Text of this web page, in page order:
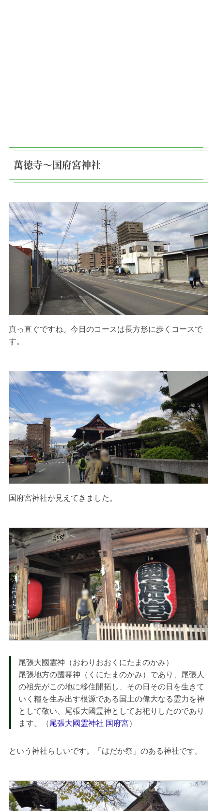
萬徳寺〜国府宮神社
真っ直ぐですね。今日のコースは長方形に歩くコースで
す。
国府宮神社が見えてきました。
尾張大國霊神（おわりおおくにたまのかみ）
尾張地方の國霊神（くにたまのかみ）であり、尾張人
の祖先がこの地に移住開拓し、その日その日を生きて
いく糧を生み出す根源である国土の偉大なる霊力を神
として敬い、尾張大國霊神としてお祀りしたのであり
ます。（ 尾張大國霊神社 国府宮）
という神社らしいです。「はだか祭」のある神社です。